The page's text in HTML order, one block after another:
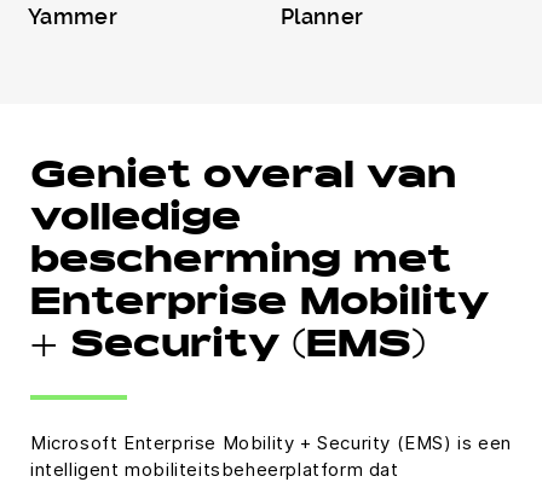
Yammer Planner
Geniet overal van
volledige
bescherming met
Enterprise Mobility
+ Security (EMS)
Microsoft Enterprise Mobility + Security (EMS) is een
intelligent mobiliteitsbeheerplatform dat